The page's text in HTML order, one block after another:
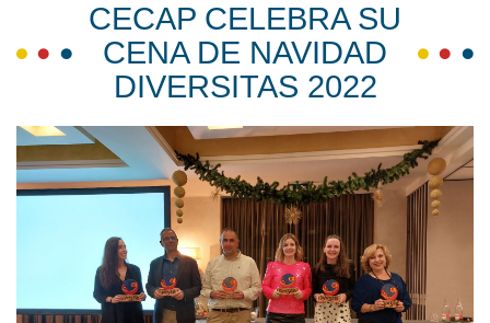
CECAP CELEBRA SU
CENA DE NAVIDAD
DIVERSITAS 2022